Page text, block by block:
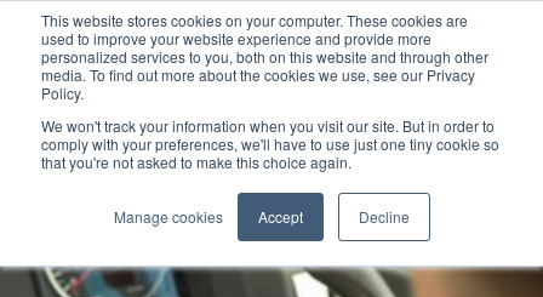
This website stores cookies on your computer. These cookies are
used to improve your website experience and provide more
personalized services to you, both on this website and through other
media. To find out more about the cookies we use, see our Privacy
Policy.
We won't track your information when you visit our site. But in order to
comply with your preferences, we'll have to use just one tiny cookie so
that you're not asked to make this choice again.
Manage cookies Accept Decline